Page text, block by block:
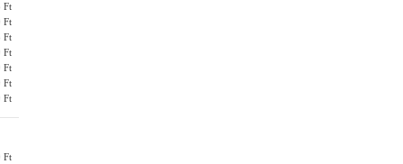
Ft
Ft
Ft
Ft
Ft
Ft
Ft
Ft